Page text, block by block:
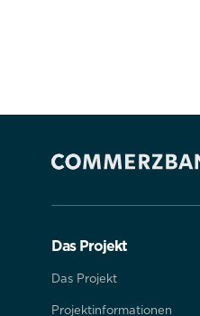
Das Projekt
Das Projekt
Projektinformationen